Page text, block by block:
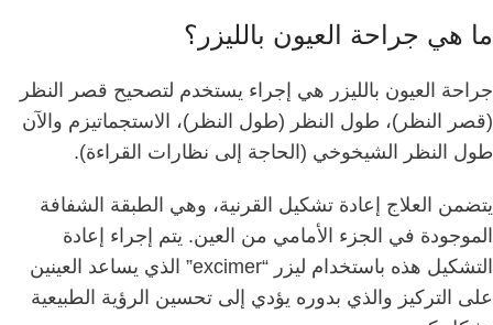
ما هي جراحة العيون بالليزر؟
جراحة العيون بالليزر هي إجراء يستخدم لتصحيح قصر النظر
(قصر النظر)، طول النظر (طول النظر)، الاستجماتيزم والآن
طول النظر الشيخوخي (الحاجة إلى نظارات القراءة).
يتضمن العلاج إعادة تشكيل القرنية، وهي الطبقة الشفافة
الموجودة في الجزء الأمامي من العين. يتم إجراء إعادة
التشكيل هذه باستخدام ليزر “excimer” الذي يساعد العينين
على التركيز والذي بدوره يؤدي إلى تحسين الرؤية الطبيعية